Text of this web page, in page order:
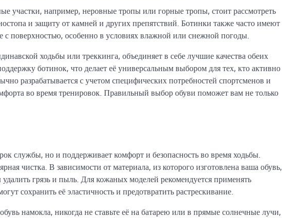
участки, например, неровные тропы или горные тропы, стоит рассмотреть
и защиту от камней и других препятствий. Ботинки также часто имеют
с поверхностью, особенно в условиях влажной или снежной погоды.
ходьбы или треккинга, объединяет в себе лучшие качества обеих
ботинок, что делает её универсальным выбором для тех, кто активно
разрабатывается с учетом специфических потребностей спортсменов и
во время тренировок. Правильный выбор обуви поможет вам не только
службы, но и поддерживает комфорт и безопасность во время ходьбы.
чистка. В зависимости от материала, из которого изготовлена ваша обувь,
грязь и пыль. Для кожаных моделей рекомендуется применять
сохранить её эластичность и предотвратить растрескивание.
намокла, никогда не ставьте её на батарею или в прямые солнечные лучи,